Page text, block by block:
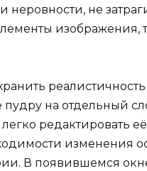
неровности, не
изображения,
пудру на отдельный
легко редактировать
изменения
В появившемся